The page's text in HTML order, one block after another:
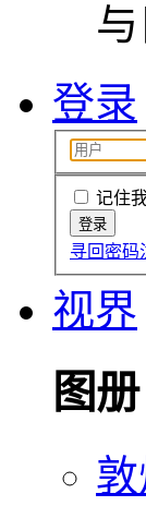
登录
记住
寻回密码
视界
图册